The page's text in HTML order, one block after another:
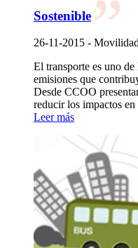
Sostenible
26-11-2015 -
El transporte es uno
emisiones que
Desde CCOO
reducir los impactos
Leer más